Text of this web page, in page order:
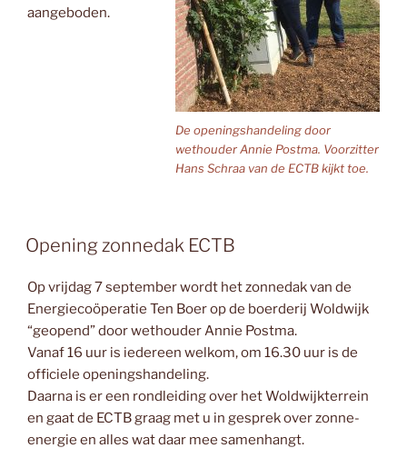
De openingshandeling door
wethouder Annie Postma. Voorzitter
Hans Schraa van de ECTB kijkt toe.
aangeboden.
Opening zonnedak ECTB
Op vrijdag 7 september wordt het zonnedak van de
Energiecoöperatie Ten Boer op de boerderij Woldwijk
“geopend” door wethouder Annie Postma.
Vanaf 16 uur is iedereen welkom, om 16.30 uur is de
officiele openingshandeling.
Daarna is er een rondleiding over het Woldwijkterrein
en gaat de ECTB graag met u in gesprek over zonne-
energie en alles wat daar mee samenhangt.